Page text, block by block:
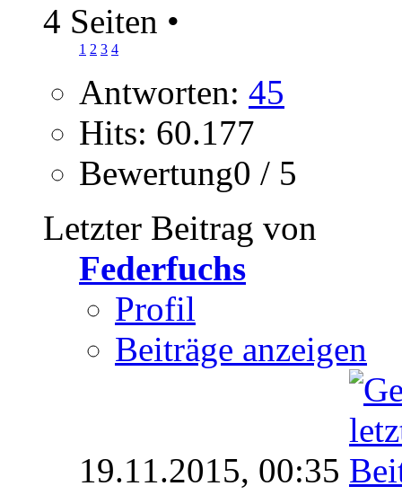
4 Seiten •
1 2 3 4
Antworten: 45
Hits: 60.177
Bewertung0 / 5
Letzter Beitrag von
Federfuchs
Profil
Beiträge anzeigen
19.11.2015, 00:35